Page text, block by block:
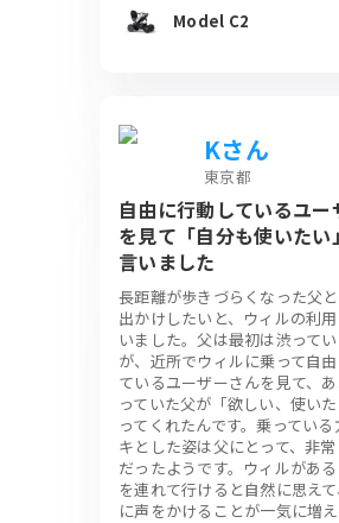
Model C2
Kさん
東京都
自由に行動しているユー
を見て「自分も使いたい
言いました
長距離が歩きづらくなった父
出かけしたいと、ウィルの利
いました。父は最初は渋って
が、近所でウィルに乗って自
ているユーザーさんを見て、
っていた父が「欲しい、使い
ってくれたんです。乗ってい
キとした姿は父にとって、非
だったようです。ウィルがあ
を連れて行けると自然に思え
に声をかけることが一気に増